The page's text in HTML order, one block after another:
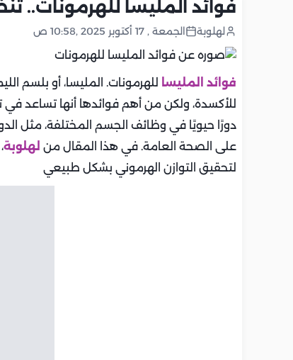
فوائد المليسا للهرمونات..
لهلوبة الجمعة , 17 أكتوبر 2025 ,10:58 ص
فوائد المليسا للهرمونات. المليسا، أو بلسم
للأكسدة، ولكن من أهم فوائدها أنها تساعد في
دورًا حيويًا في وظائف الجسم المختلفة، مثل
على الصحة العامة. في هذا المقال من لهلوبة
لتحقيق التوازن الهرموني بشكل طبيعي